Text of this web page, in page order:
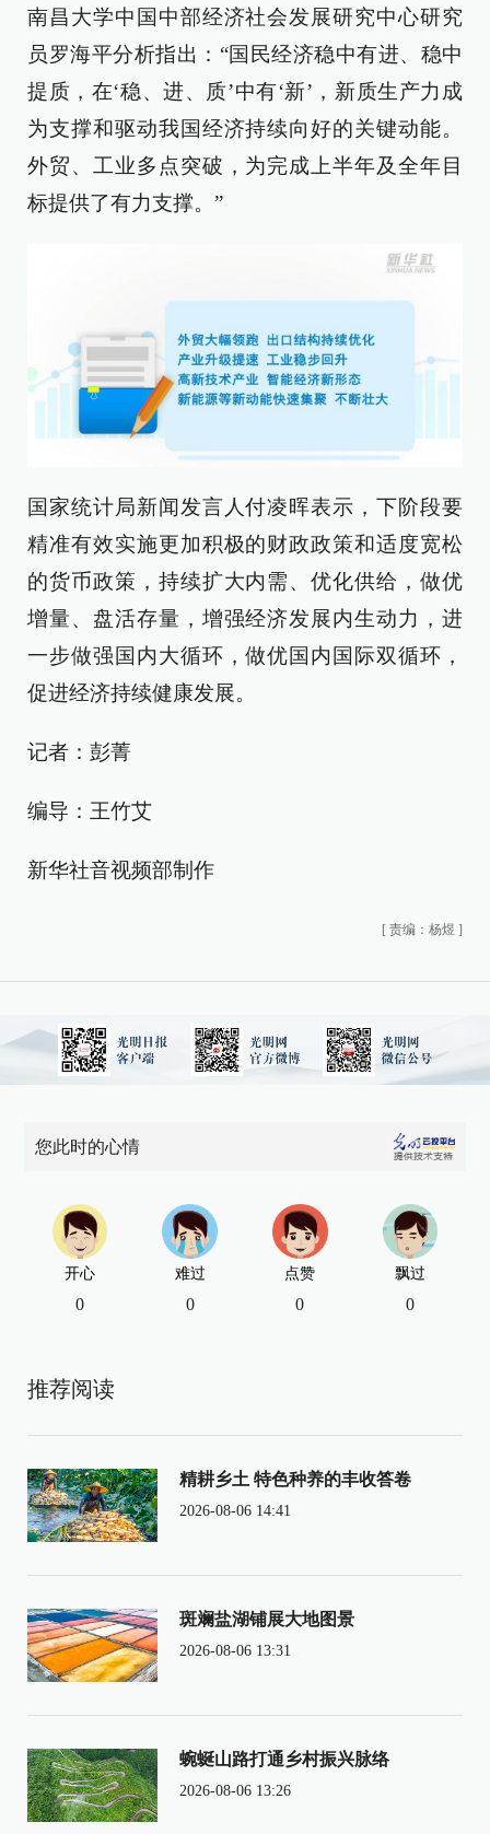
南昌大学中国中部经济社会发展研究中心研究
员罗海平分析指出：“国民经济稳中有进、稳中
提质，在‘稳、进、质’中有‘新’，新质生产力成
为支撑和驱动我国经济持续向好的关键动能。
外贸、工业多点突破，为完成上半年及全年目
标提供了有力支撑。”
国家统计局新闻发言人付凌晖表示，下阶段要
精准有效实施更加积极的财政政策和适度宽松
的货币政策，持续扩大内需、优化供给，做优
增量、盘活存量，增强经济发展内生动力，进
一步做强国内大循环，做优国内国际双循环，
促进经济持续健康发展。
记者：彭菁
编导：王竹艾
新华社音视频部制作
[ 责编：杨煜 ]
您此时的心情
开心
0
难过
0
点赞
0
飘过
0
推荐阅读
精耕乡土 特色种养的丰收答卷
2026-08-06 14:41
斑斓盐湖铺展大地图景
2026-08-06 13:31
蜿蜒山路打通乡村振兴脉络
2026-08-06 13:26